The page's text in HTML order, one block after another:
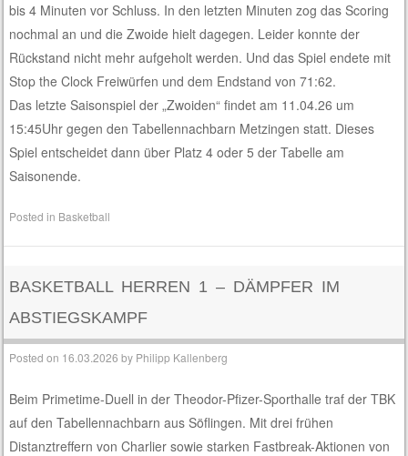
bis 4 Minuten vor Schluss. In den letzten Minuten zog das Scoring
nochmal an und die Zwoide hielt dagegen. Leider konnte der
Rückstand nicht mehr aufgeholt werden. Und das Spiel endete mit
Stop the Clock Freiwürfen und dem Endstand von 71:62.
Das letzte Saisonspiel der „Zwoiden“ findet am 11.04.26 um
15:45Uhr gegen den Tabellennachbarn Metzingen statt. Dieses
Spiel entscheidet dann über Platz 4 oder 5 der Tabelle am
Saisonende.
Posted in Basketball
BASKETBALL HERREN 1 – DÄMPFER IM
ABSTIEGSKAMPF
Posted on 16.03.2026 by Philipp Kallenberg
Beim Primetime-Duell in der Theodor-Pfizer-Sporthalle traf der TBK
auf den Tabellennachbarn aus Söflingen. Mit drei frühen
Distanztreffern von Charlier sowie starken Fastbreak-Aktionen von